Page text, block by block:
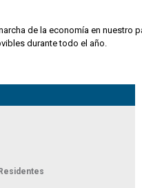
de la economía en nuestro
durante todo el año.